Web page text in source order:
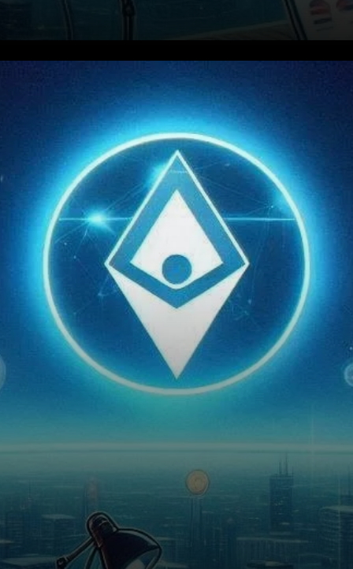
Cardano (ADA) est resté
résilient face à la volatilité
persistante du marché des
cryptomonnaies.